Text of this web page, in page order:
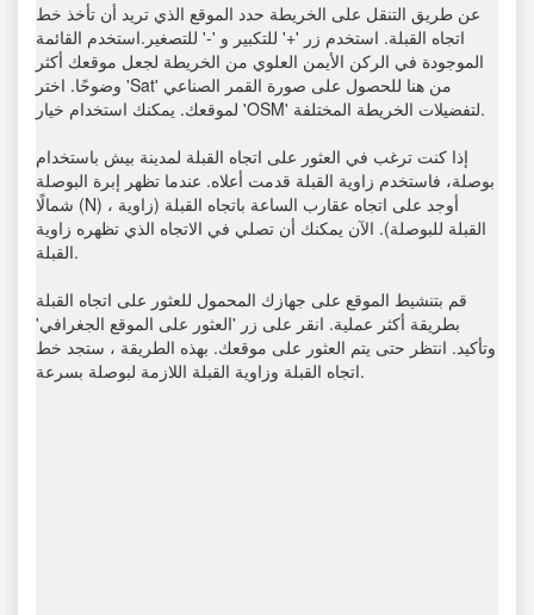
عن طريق التنقل على الخريطة حدد الموقع الذي تريد أن تأخذ خط
اتجاه القبلة. استخدم زر '+' للتكبير و '-' للتصغير.استخدم القائمة
الموجودة في الركن الأيمن العلوي من الخريطة لجعل موقعك أكثر
وضوحًا. اختر 'Sat' من هنا للحصول على صورة القمر الصناعي
لموقعك. يمكنك استخدام خيار 'OSM' لتفضيلات الخريطة المختلفة.
إذا كنت ترغب في العثور على اتجاه القبلة لمدينة بيش باستخدام
بوصلة، فاستخدم زاوية القبلة قدمت أعلاه. عندما تظهر إبرة البوصلة
شمالًا (N) ، أوجد على اتجاه عقارب الساعة باتجاه القبلة (زاوية
القبلة للبوصلة). الآن يمكنك أن تصلي في الاتجاه الذي تظهره زاوية
القبلة.
قم بتنشيط الموقع على جهازك المحمول للعثور على اتجاه القبلة
بطريقة أكثر عملية. انقر على زر 'العثور على الموقع الجغرافي'
وتأكيد. انتظر حتى يتم العثور على موقعك. بهذه الطريقة ، ستجد خط
اتجاه القبلة وزاوية القبلة اللازمة لبوصلة بسرعة.